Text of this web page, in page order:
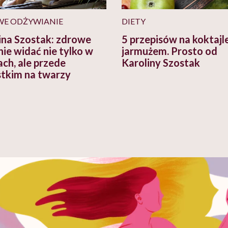
ODŻYWIANIE
Szostak: zdrowe
widać nie tylko w
ale przede
na twarzy
DIETY
5 przepisów na
jarmużem. Prosto od
Karoliny Szostak